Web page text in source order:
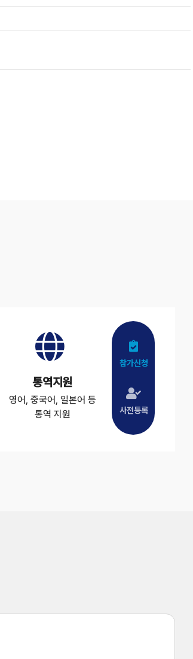
통역지원
영어, 중국어, 일본어 등
통역 지원
참가신청
사전등록